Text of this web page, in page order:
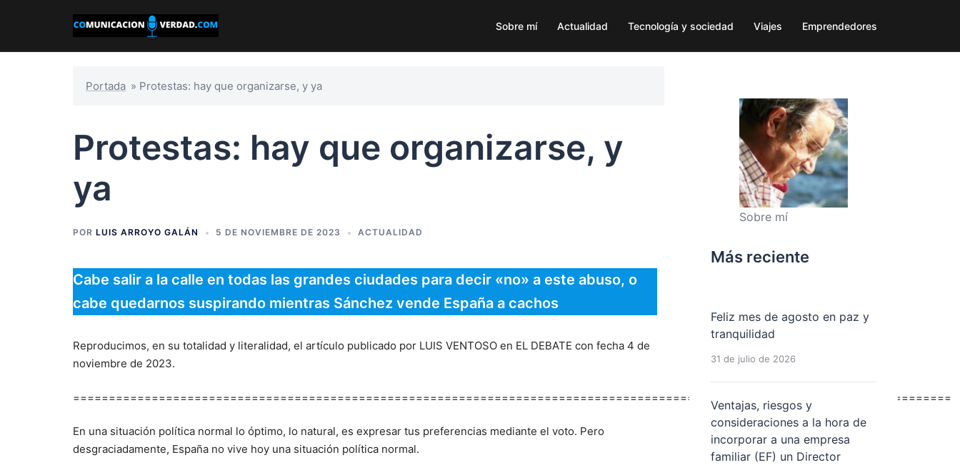
Sobre mí Actualidad Tecnología y sociedad Viajes Emprendedores
Portada » Protestas: hay que organizarse, y ya
Protestas: hay que organizarse, y
ya
POR LUIS ARROYO GALÁN 5 DE NOVIEMBRE DE 2023 ACTUALIDAD
Cabe salir a la calle en todas las grandes ciudades para decir «no» a este abuso, o
cabe quedarnos suspirando mientras Sánchez vende España a cachos
Reproducimos, en su totalidad y literalidad, el artículo publicado por LUIS VENTOSO en EL DEBATE con fecha 4 de
noviembre de 2023.
===========================================================================================================================
En una situación política normal lo óptimo, lo natural, es expresar tus preferencias mediante el voto. Pero
desgraciadamente, España no vive hoy una situación política normal.
Sobre mí
Más reciente
Feliz mes de agosto en paz y
tranquilidad
31 de julio de 2026
Ventajas, riesgos y
consideraciones a la hora de
incorporar a una empresa
familiar (EF) un Director